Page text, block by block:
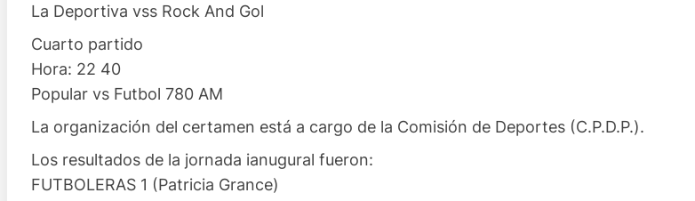
La Deportiva vss Rock And Gol
Cuarto partido
Hora: 22 40
Popular vs Futbol 780 AM
La organización del certamen está a cargo de la Comisión de Deportes (C.P.D.P.).
Los resultados de la jornada ianugural fueron:
FUTBOLERAS 1 (Patricia Grance)